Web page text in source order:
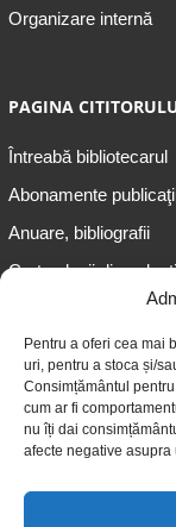
Pentru a oferi cea mai
uri, pentru a stoca și/
Consimțământul
cum ar fi
nu îți dai
afecte negative
Organizare internă
PAGINA
Întreabă bibliotecarul
Abonamente
Anuare, bibliografii
Cartea lunii din
Informații pentru
Informații pentru
Informații pentru